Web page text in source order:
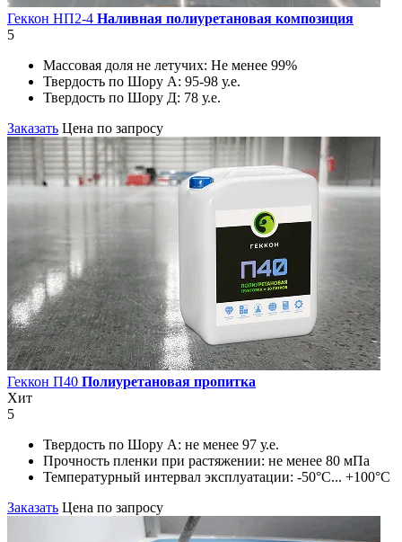
Геккон НП2-4 Наливная полиуретановая композиция
5
Массовая доля не летучих: Не менее 99%
Твердость по Шору А: 95-98 у.е.
Твердость по Шору Д: 78 у.е.
Заказать Цена по запросу
Геккон П40 Полиуретановая пропитка
Хит
5
Твердость по Шору А: не менее 97 у.е.
Прочность пленки при растяжении: не менее 80 мПа
Температурный интервал эксплуатации: -50°С... +100°С
Заказать Цена по запросу